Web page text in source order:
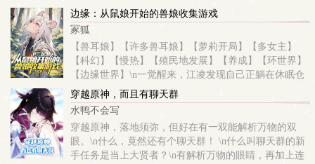
漆黑光芒的“太阳”，“黑曜事件”就此爆发。 起初没人觉
得这会...
边缘：从鼠娘开始的兽娘收集游戏
冢狐
【兽耳娘】【许多兽耳娘】【萝莉开局】【多女主】
【科幻】【慢热】【殖民地发展】【养成】【环世界】
【边缘世界】\n一觉醒来，江凌发现自己正躺在休眠仓
中，被带到了一个银河系最边缘的行星上。 \n而自己身
处的时间，也来到了公元5500年。\n这...
穿越原神，而且有聊天群
水鸭不会写
穿越原神，落地须弥，但好在有一双能解析万物的双
眼。\n什么，竟然还有个聊天群！ \n什么叫聊天群的新
手任务是当上大贤者？\n有解析万物的眼睛，再加上连